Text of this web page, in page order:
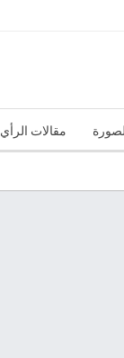
مقالات الرأي